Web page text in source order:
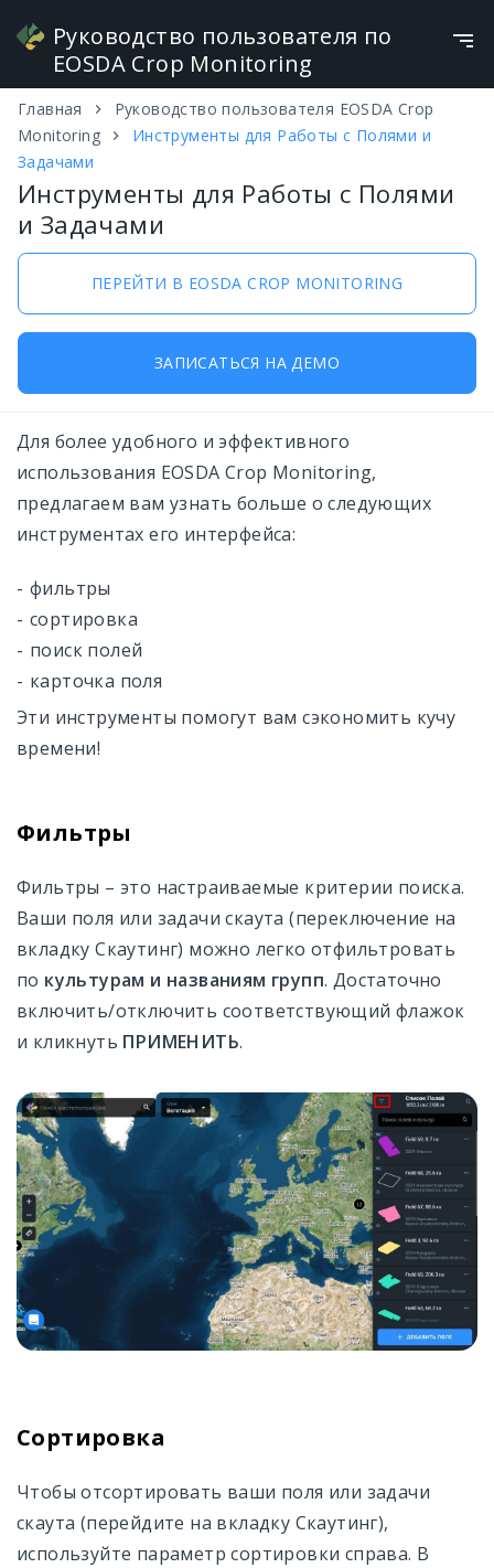
Руководство пользователя по
EOSDA Crop Monitoring
Инструменты для Работы с Полями и
Задачами
Работа с Картой Посевов
Сезонность
Добавить поле
Погода
Скаутинг
Карты дифференцированного внесения
Журнал Работ
Менеджер Данных
Менеджер Полей
Управление Командой
Аккаунт и Цены
Доступ через API
Главная
Руководство пользователя EOSDA Crop
Monitoring
Инструменты для Работы с Полями и
Задачами
Инструменты для Работы с Полями
и Задачами
ПЕРЕЙТИ В EOSDA CROP MONITORING
ЗАПИСАТЬСЯ НА ДЕМО
Для более удобного и эффективного
использования EOSDA Crop Monitoring,
предлагаем вам узнать больше о следующих
инструментах его интерфейса:
фильтры
сортировка
поиск полей
карточка поля
Эти инструменты помогут вам сэкономить кучу
времени!
Фильтры
Фильтры – это настраиваемые критерии поиска.
Ваши поля или задачи скаута (переключение на
вкладку Скаутинг) можно легко отфильтровать
по культурам и названиям групп. Достаточно
включить/отключить соответствующий флажок
и кликнуть ПРИМЕНИТЬ.
Сортировка
Чтобы отсортировать ваши поля или задачи
скаута (перейдите на вкладку Скаутинг),
используйте параметр сортировки справа. В